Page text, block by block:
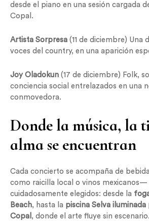
desde el piano en una sesión cargada
Copal.
Artista Sorpresa (11 de diciembre) Una
voces del country, en una aparición
Joy Oladokun (17 de diciembre) Folk,
conciencia social entrelazados en una
conmovedora.
Donde la música, la
alma se encuentran
Cada concierto se acompaña de
como raicilla local o vinos mexicanos—
cuidadosamente elegidos: desde la
Beach, hasta la piscina Selva
Copal , donde el arte fluye sin escenario.